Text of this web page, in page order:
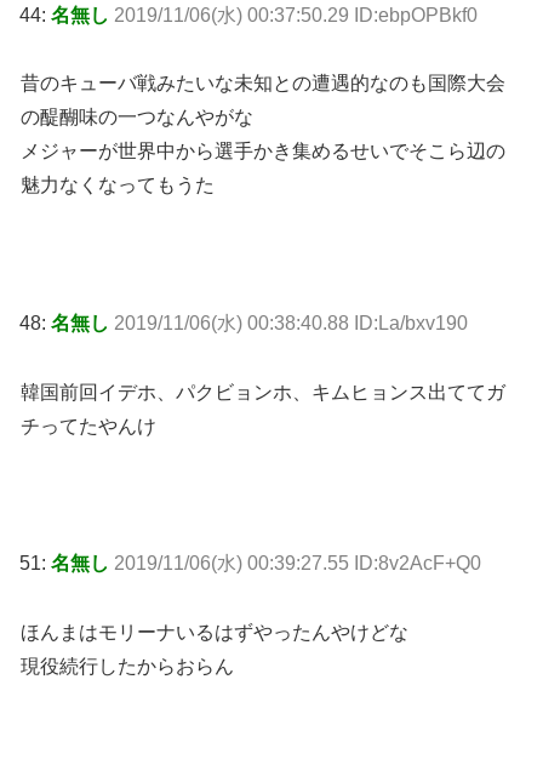
44: 名無し 2019/11/06(水) 00:37:50.29 ID:ebpOPBkf0
昔のキューバ戦みたいな未知との遭遇的なのも国際大会
の醍醐味の一つなんやがな
メジャーが世界中から選手かき集めるせいでそこら辺の
魅力なくなってもうた
48: 名無し 2019/11/06(水) 00:38:40.88 ID:La/bxv190
韓国前回イデホ、パクビョンホ、キムヒョンス出ててガ
チってたやんけ
51: 名無し 2019/11/06(水) 00:39:27.55 ID:8v2AcF+Q0
ほんまはモリーナいるはずやったんやけどな
現役続行したからおらん